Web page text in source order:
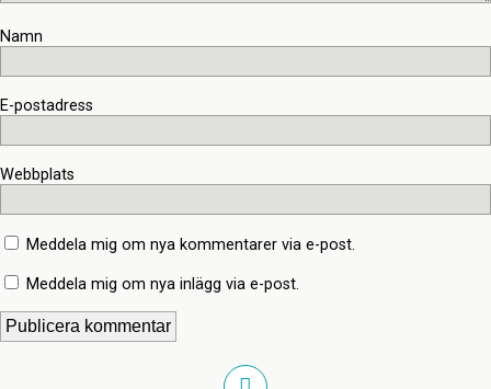
Namn
E-postadress
Webbplats
Meddela mig om nya kommentarer via e-post.
Meddela mig om nya inlägg via e-post.